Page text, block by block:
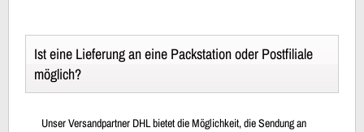
Ist eine Lieferung an eine Packstation oder Postfiliale
möglich?
Unser Versandpartner DHL bietet die Möglichkeit, die Sendung an